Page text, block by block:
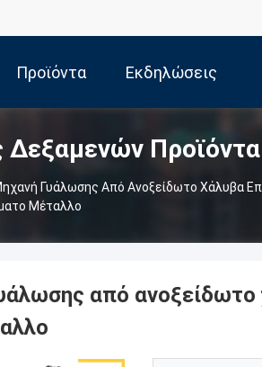
Προϊόντα Εκδηλώσεις
Προϊόντα
Γυάλωσης Από Ανοξείδωτο Χάλυβα
Μέταλλο
από ανοξείδωτο